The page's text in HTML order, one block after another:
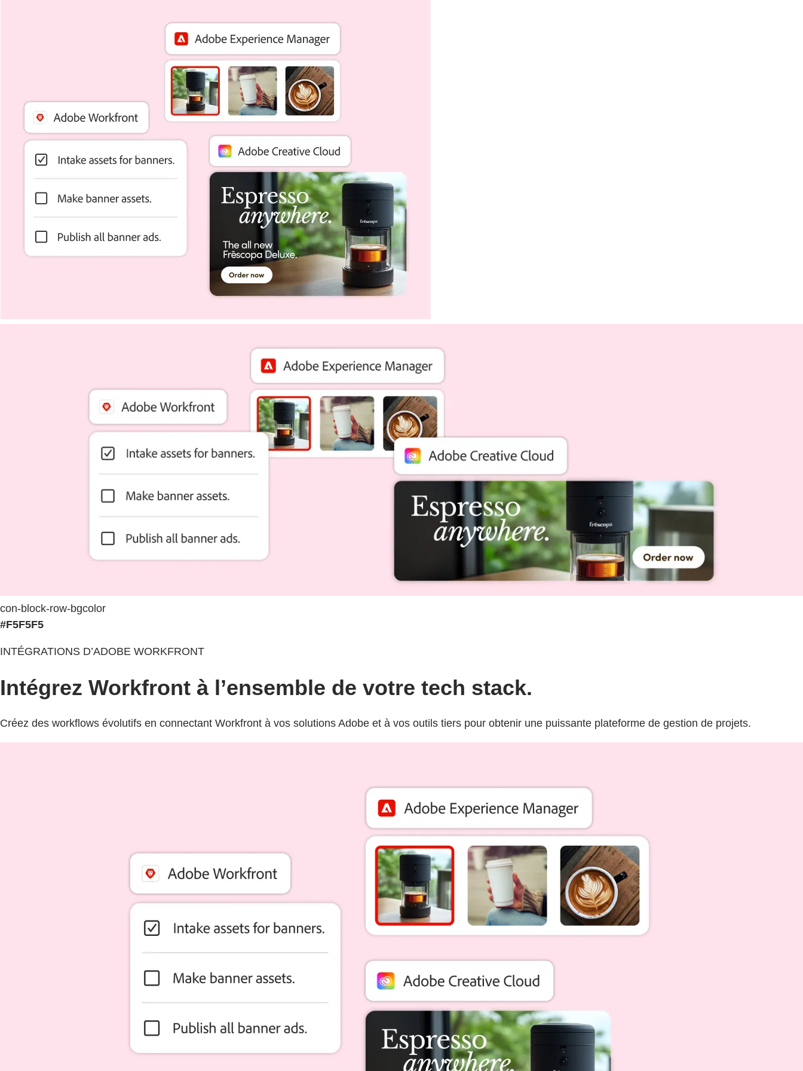
con-block-row-bgcolor
#F5F5F5
INTÉGRATIONS D’ADOBE WORKFRONT
Intégrez Workfront à l’ensemble de votre tech stack.
Créez des workflows évolutifs en connectant Workfront à vos solutions Adobe et à vos outils tiers pour obtenir une puissante plateforme de gestion de projets.